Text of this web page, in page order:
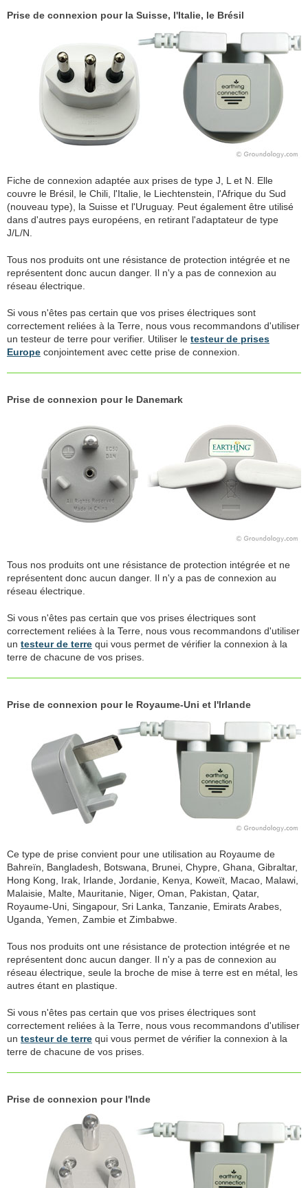
Prise de connexion pour la Suisse, l'Italie, le Brésil
Fiche de connexion adaptée aux prises de type J, L et N. Elle
couvre le Brésil, le Chili, l'Italie, le Liechtenstein, l'Afrique du Sud
(nouveau type), la Suisse et l'Uruguay. Peut également être utilisé
dans d'autres pays européens, en retirant l'adaptateur de type
J/L/N.
Tous nos produits ont une résistance de protection intégrée et ne
représentent donc aucun danger. Il n'y a pas de connexion au
réseau électrique.
Si vous n'êtes pas certain que vos prises électriques sont
correctement reliées à la Terre, nous vous recommandons d'utiliser
un testeur de terre pour verifier. Utiliser le testeur de prises
Europe conjointement avec cette prise de connexion.
Prise de connexion pour le Danemark
Tous nos produits ont une résistance de protection intégrée et ne
représentent donc aucun danger. Il n'y a pas de connexion au
réseau électrique.
Si vous n'êtes pas certain que vos prises électriques sont
correctement reliées à la Terre, nous vous recommandons d'utiliser
un testeur de terre qui vous permet de vérifier la connexion à la
terre de chacune de vos prises.
Prise de connexion pour le Royaume-Uni et l'Irlande
Ce type de prise convient pour une utilisation au Royaume de
Bahreïn, Bangladesh, Botswana, Brunei, Chypre, Ghana, Gibraltar,
Hong Kong, Irak, Irlande, Jordanie, Kenya, Koweït, Macao, Malawi,
Malaisie, Malte, Mauritanie, Niger, Oman, Pakistan, Qatar,
Royaume-Uni, Singapour, Sri Lanka, Tanzanie, Emirats Arabes,
Uganda, Yemen, Zambie et Zimbabwe.
Tous nos produits ont une résistance de protection intégrée et ne
représentent donc aucun danger. Il n'y a pas de connexion au
réseau électrique, seule la broche de mise à terre est en métal, les
autres étant en plastique.
Si vous n'êtes pas certain que vos prises électriques sont
correctement reliées à la Terre, nous vous recommandons d'utiliser
un testeur de terre qui vous permet de vérifier la connexion à la
terre de chacune de vos prises.
Prise de connexion pour l'Inde